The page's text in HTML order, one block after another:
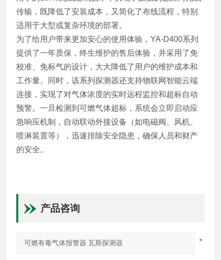
传输，既降低了安装成本，又简化了布线流程，特别
适用于大型或复杂环境的部署。
为了给用户带来更加安心的使用体验，YA-D400系列
提供了一年质保，终生维护的售后体验，并采用了免
校准、免标气的设计，大大降低了用户的维护成本和
工作量。同时，该系列探测器还支持物联网智能云端
连接，实现了对气体浓度的实时远程监控和超标自动
预警。一旦检测到可燃气体超标，系统会立即启动应
急响应机制，自动联动外接设备（如电磁阀、风机、
喷淋装置等），迅速排除安全隐患，确保人员和财产
的安全。
产品咨询